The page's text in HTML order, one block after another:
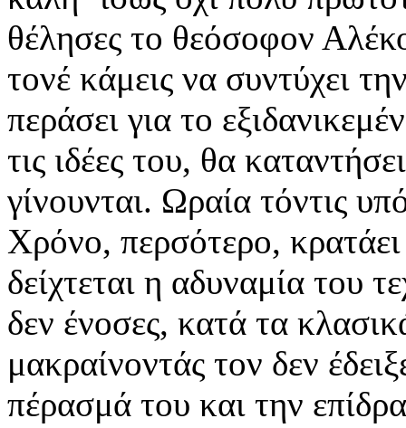
θέλησες το θεόσοφον
τονέ κάμεις να συντύχει
περάσει για το
τις ιδέες του, θα
γίνουνται. Ωραία τόντις
Χρόνο, περσότερο,
δείχτεται η αδυναμία του
δεν ένοσες, κατά τα
μακραίνοντάς τον δεν
πέρασμά του και την